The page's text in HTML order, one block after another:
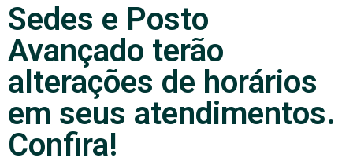
Sedes e Posto
Avançado terão
alterações de horários
em seus atendimentos.
Confira!